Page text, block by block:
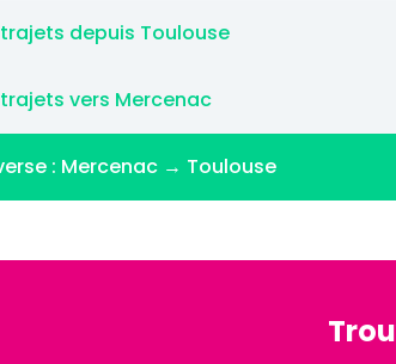
depuis Toulouse
vers Mercenac
: Mercenac → Toulouse